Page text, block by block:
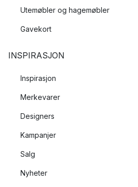
Utemøbler og hagemøbler
Gavekort
INSPIRASJON
Inspirasjon
Merkevarer
Designers
Kampanjer
Salg
Nyheter